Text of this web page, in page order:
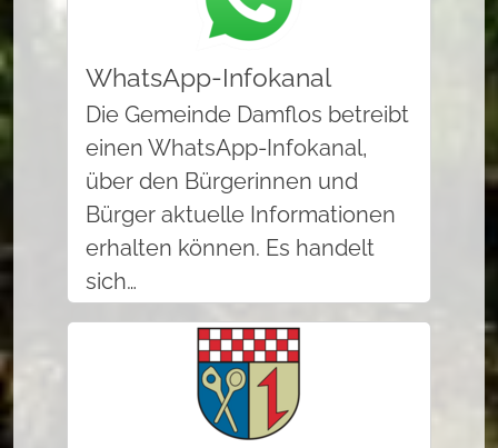
WhatsApp-Infokanal
Die Gemeinde Damflos betreibt
einen WhatsApp-Infokanal,
über den Bürgerinnen und
Bürger aktuelle Informationen
erhalten können. Es handelt
sich…